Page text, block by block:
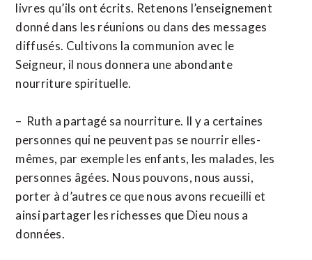
livres qu’ils ont écrits. Retenons l’enseignement
donné dans les réunions ou dans des messages
diffusés. Cultivons la communion avec le
Seigneur, il nous donnera une abondante
nourriture spirituelle.
– Ruth a partagé sa nourriture. Il y a certaines
personnes qui ne peuvent pas se nourrir elles-
mêmes, par exemple les enfants, les malades, les
personnes âgées. Nous pouvons, nous aussi,
porter à d’autres ce que nous avons recueilli et
ainsi partager les richesses que Dieu nous a
données.